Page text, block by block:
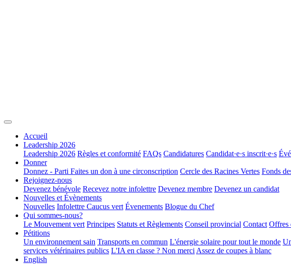
Accueil
Leadership 2026
Leadership 2026 Règles et conformité FAQs Candidatures Candidat·e·s inscrit·e·s
Donner
Donnez - Parti Faites un don à une circonscription Cercle des Racines Vertes Fonds
Rejoignez-nous
Devenez bénévole Recevez notre infolettre Devenez membre Devenez un candidat
Nouvelles et Évènements
Nouvelles Infolettre Caucus vert Évenements Blogue du Chef
Qui sommes-nous?
Le Mouvement vert Principes Statuts et Règlements Conseil provincial Contact Offres
Pétitions
Un environnement sain Transports en commun L'énergie solaire pour tout le monde
services vétérinaires publics L'IA en classe ? Non merci Assez de coupes à blanc
English